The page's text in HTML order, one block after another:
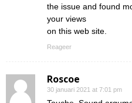
the issue and found
your views
on this web site.
Reageer
Roscoe
30 januari 2021 at 7:01 pm